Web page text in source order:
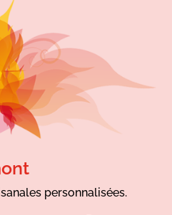
personnalisées.